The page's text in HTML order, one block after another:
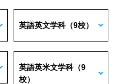
英語英文学科（9校）
英語英米文学科（9
校）